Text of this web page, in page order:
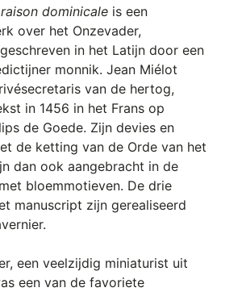
dominicale is een
over het Onzevader,
in het Latijn door een
monnik. Jean Miélot
van de hertog,
in 1456 in het Frans op
de Goede. Zijn devies en
de ketting van de Orde van het
dan ook aangebracht in de
bloemmotieven. De drie
manuscript zijn gerealiseerd
een veelzijdig miniaturist uit
een van de favoriete